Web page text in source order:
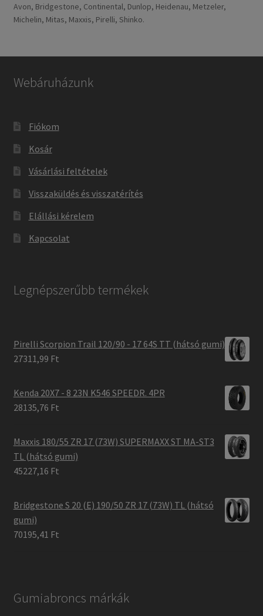
Avon, Bridgestone, Continental, Dunlop, Heidenau, Metzeler,
Michelin, Mitas, Maxxis, Pirelli, Shinko.
Webáruházunk
Fiókom
Kosár
Vásárlási feltételek
Visszaküldés és visszatérítés
Elállási kérelem
Kapcsolat
Legnépszerűbb termékek
Pirelli Scorpion Trail 120/90 - 17 64S TT (hátsó gumi)
27311,99 Ft
Kenda 20X7 - 8 23N K546 SPEEDR. 4PR
28135,76 Ft
Maxxis 180/55 ZR 17 (73W) SUPERMAXX ST MA-ST3
TL (hátsó gumi)
45227,16 Ft
Bridgestone S 20 (E) 190/50 ZR 17 (73W) TL (hátsó
gumi)
70195,41 Ft
Gumiabroncs márkák